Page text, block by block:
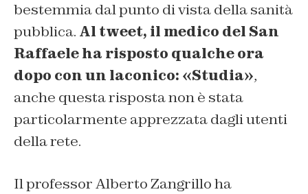
bestemmia dal punto di vista della sanità
pubblica. Al tweet, il medico del San
Raffaele ha risposto qualche ora
dopo con un laconico: «Studia»,
anche questa risposta non è stata
particolarmente apprezzata dagli utenti
della rete.
Il professor Alberto Zangrillo ha